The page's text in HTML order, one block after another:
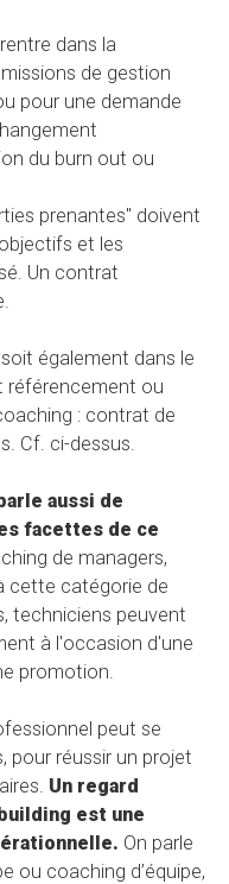
dans la
de gestion
pour une demande
du burn out ou
prenantes" doivent
et les
Un contrat
également dans le
référencement ou
: contrat de
Cf. ci-dessus.
aussi de
facettes de ce
de managers,
cette catégorie de
techniciens peuvent
à l'occasion d'une
promotion.
peut se
pour réussir un projet
Un regard
est une
On parle
ou coaching d’équipe,